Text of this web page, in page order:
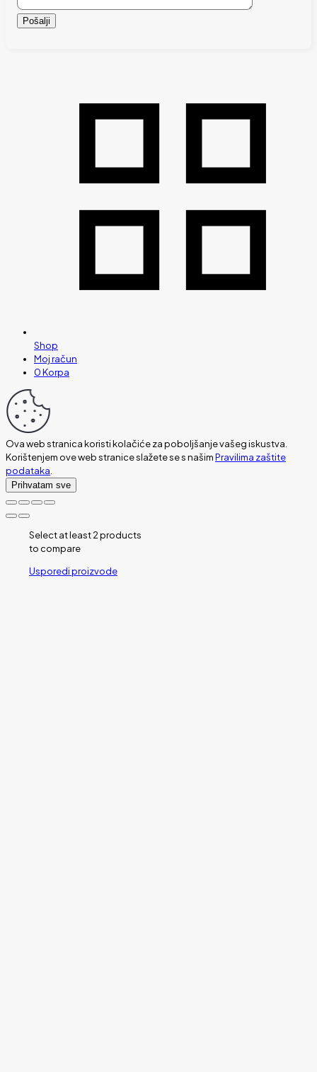
Shop
Moj račun
0Korpa
Ova web stranica koristi kolačiće za poboljšanje vašeg iskustva.
Korištenjem ove web stranice slažete se s našimPravilima zaštite
podataka.
Prihvatam sve
Select at least 2 products
to compare
Usporedi proizvode